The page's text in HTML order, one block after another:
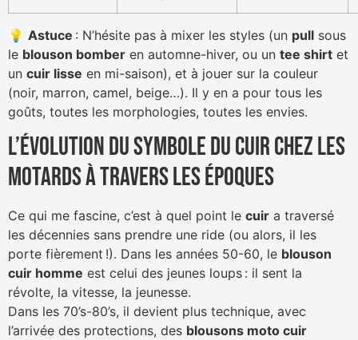
💡 Astuce : N’hésite pas à mixer les styles (un pull sous
le blouson bomber en automne-hiver, ou un tee shirt et
un cuir lisse en mi-saison), et à jouer sur la couleur
(noir, marron, camel, beige…). Il y en a pour tous les
goûts, toutes les morphologies, toutes les envies.
L’évolution du symbole du cuir chez les
motards à travers les époques
Ce qui me fascine, c’est à quel point le cuir a traversé
les décennies sans prendre une ride (ou alors, il les
porte fièrement !). Dans les années 50-60, le blouson
cuir homme est celui des jeunes loups : il sent la
révolte, la vitesse, la jeunesse.
Dans les 70’s-80’s, il devient plus technique, avec
l’arrivée des protections, des blousons moto cuir